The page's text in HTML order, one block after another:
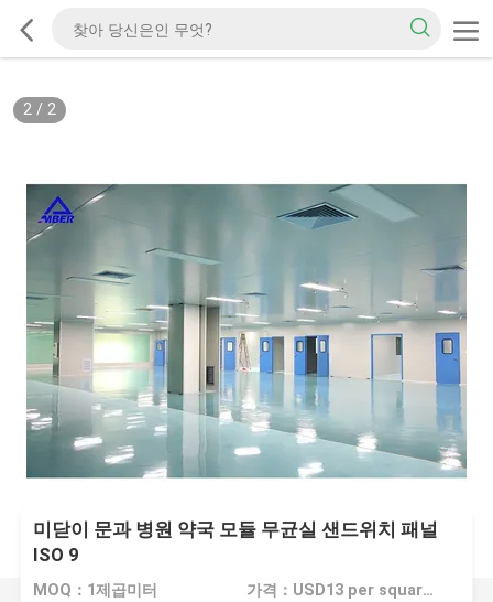
2/ 2
미닫이 문과 병원 약국 모듈 무균실 샌드위치 패널
ISO 9
MOQ：1제곱미터 가격：USD13 per square meter